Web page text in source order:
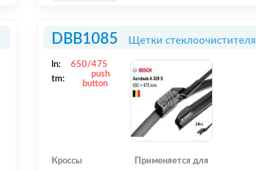
DBB1085 Щетки стеклоочистителя
ln:
650/475
tm:
push
button
Кроссы Применяется для